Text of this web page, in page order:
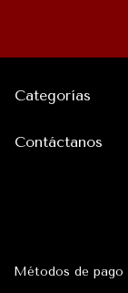
Categorías
Contáctanos
Métodos de pago